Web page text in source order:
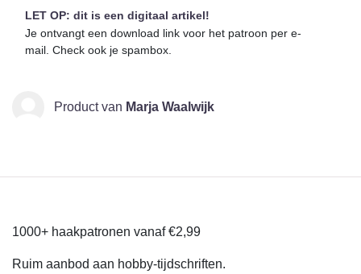
LET OP: dit is een digitaal artikel!
Je ontvangt een download link voor het patroon per e-
mail. Check ook je spambox.
Product van Marja Waalwijk
1000+ haakpatronen vanaf €2,99
Ruim aanbod aan hobby-tijdschriften.